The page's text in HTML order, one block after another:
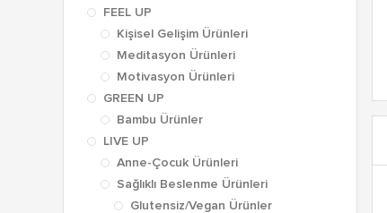
FEEL UP
Kişisel Gelişim Ürünleri
Meditasyon Ürünleri
Motivasyon Ürünleri
GREEN UP
Bambu Ürünler
LIVE UP
Anne-Çocuk Ürünleri
Sağlıklı Beslenme Ürünleri
Glutensiz/Vegan Ürünler